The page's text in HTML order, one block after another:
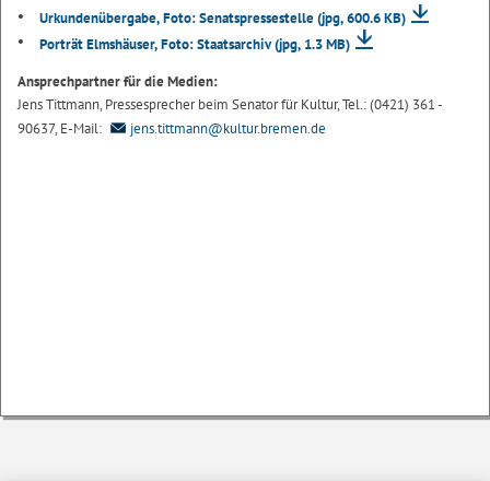
Urkundenübergabe, Foto: Senatspressestelle(jpg, 600.6 KB)
Porträt Elmshäuser, Foto: Staatsarchiv(jpg, 1.3 MB)
Ansprechpartner für die Medien:
Jens Tittmann, Pressesprecher beim Senator für Kultur, Tel.: (0421) 361 -
90637, E-Mail:
jens.tittmann@kultur.bremen.de